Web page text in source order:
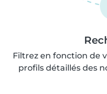
Filtrez en fonction de
profils détaillés des